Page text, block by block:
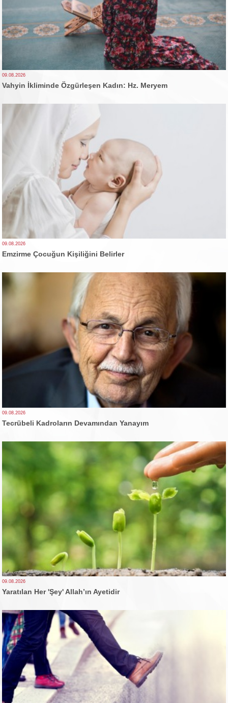
09.08.2026
Vahyin İkliminde Özgürleşen Kadın: Hz. Meryem
09.08.2026
Emzirme Çocuğun Kişiliğini Belirler
09.08.2026
Tecrübeli Kadroların Devamından Yanayım
09.08.2026
Yaratılan Her 'Şey' Allah’ın Ayetidir